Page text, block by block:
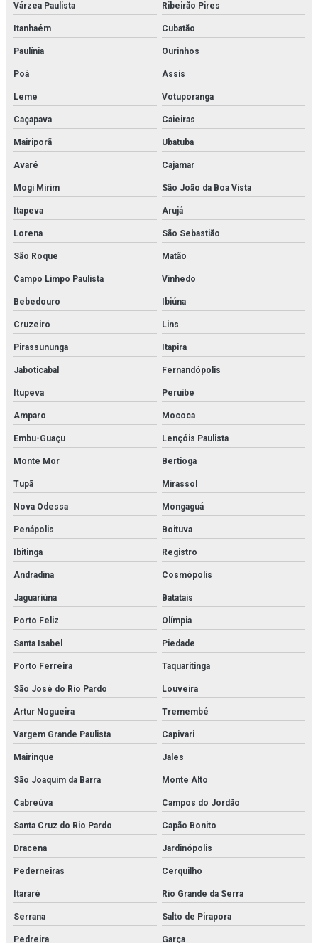
Várzea Paulista Ribeirão Pires
Itanhaém Cubatão
Paulínia Ourinhos
Poá Assis
Leme Votuporanga
Caçapava Caieiras
Mairiporã Ubatuba
Avaré Cajamar
Mogi Mirim São João da Boa Vista
Itapeva Arujá
Lorena São Sebastião
São Roque Matão
Campo Limpo Paulista Vinhedo
Bebedouro Ibiúna
Cruzeiro Lins
Pirassununga Itapira
Jaboticabal Fernandópolis
Itupeva Peruíbe
Amparo Mococa
Embu-Guaçu Lençóis Paulista
Monte Mor Bertioga
Tupã Mirassol
Nova Odessa Mongaguá
Penápolis Boituva
Ibitinga Registro
Andradina Cosmópolis
Jaguariúna Batatais
Porto Feliz Olímpia
Santa Isabel Piedade
Porto Ferreira Taquaritinga
São José do Rio Pardo Louveira
Artur Nogueira Tremembé
Vargem Grande Paulista Capivari
Mairinque Jales
São Joaquim da Barra Monte Alto
Cabreúva Campos do Jordão
Santa Cruz do Rio Pardo Capão Bonito
Dracena Jardinópolis
Pederneiras Cerquilho
Itararé Rio Grande da Serra
Serrana Salto de Pirapora
Pedreira Garça